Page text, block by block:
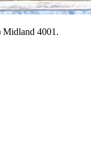
Midland 4001.